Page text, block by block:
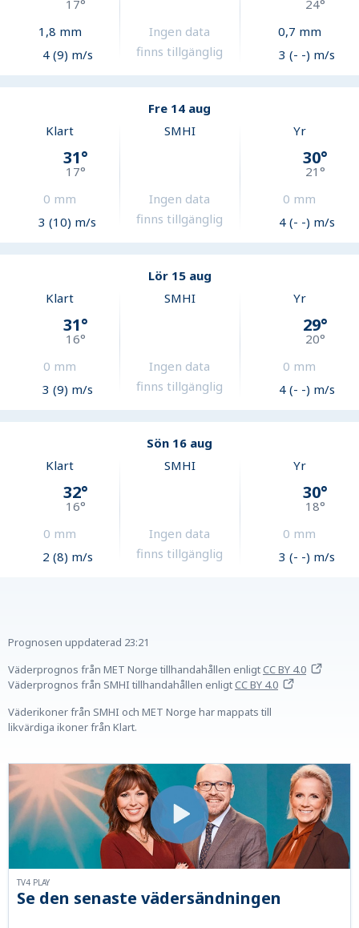
17°
1,8 mm
4 (9) m/s
Ingen data
finns tillgänglig
24°
0,7 mm
3 (- -) m/s
Fre 14 aug
Klart
31°
17°
0 mm
3 (10) m/s
SMHI
Ingen data
finns tillgänglig
Yr
30°
21°
0 mm
4 (- -) m/s
Lör 15 aug
Klart
31°
16°
0 mm
3 (9) m/s
SMHI
Ingen data
finns tillgänglig
Yr
29°
20°
0 mm
4 (- -) m/s
Sön 16 aug
Klart
32°
16°
0 mm
2 (8) m/s
SMHI
Ingen data
finns tillgänglig
Yr
30°
18°
0 mm
3 (- -) m/s
Prognosen uppdaterad 23:21
Väderprognos från MET Norge tillhandahållen enligtCC BY 4.0
Väderprognos från SMHI tillhandahållen enligtCC BY 4.0
Väderikoner från SMHI och MET Norge har mappats till
likvärdiga ikoner från Klart.
Se den senaste vädersändningen
TV4 PLAY